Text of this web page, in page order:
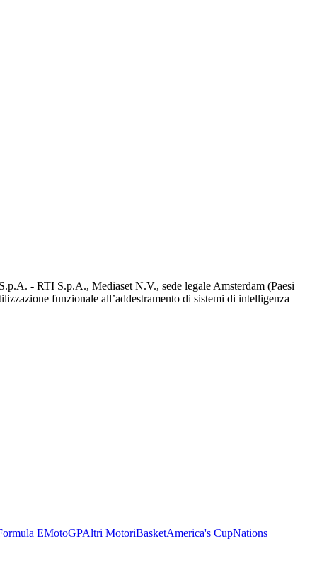
- RTI S.p.A., Mediaset N.V., sede legale Amsterdam (Paesi
funzionale all’addestramento di sistemi di intelligenza
EMotoGPAltri MotoriBasketAmerica's CupNations